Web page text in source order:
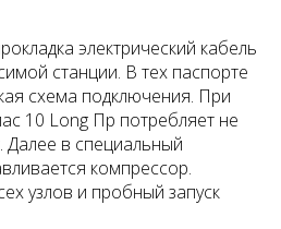
электрический кабель
станции. В тех паспорте
схема подключения. При
10 Long Пр потребляет не
Далее в специальный
компрессор.
узлов и пробный запуск